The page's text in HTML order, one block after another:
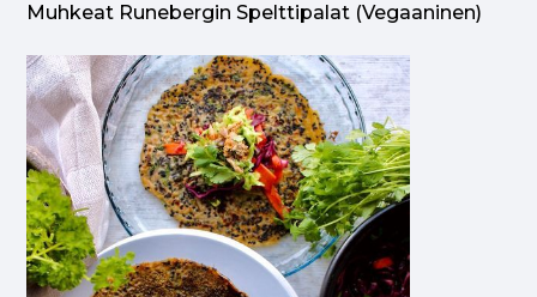
Muhkeat Runebergin Spelttipalat (vegaaninen)